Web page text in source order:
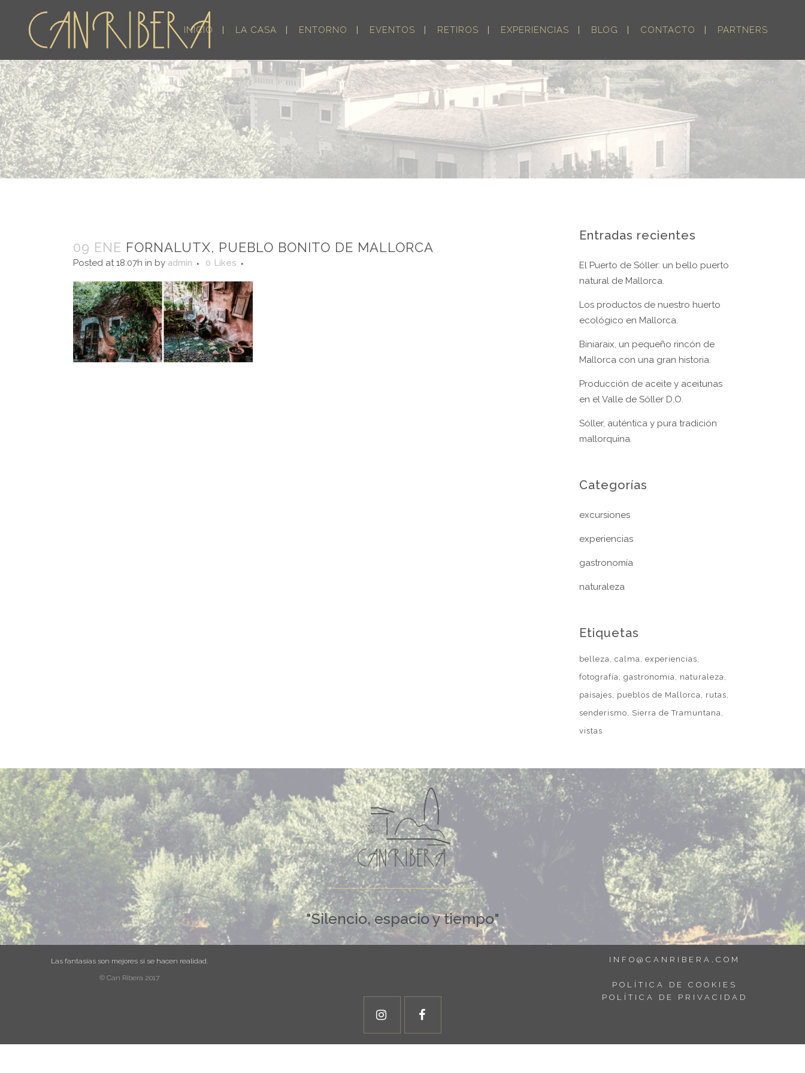
INICIO LA CASA ENTORNO EVENTOS RETIROS EXPERIENCIAS BLOG CONTACTO PARTNERS
09 ENE FORNALUTX, PUEBLO BONITO DE MALLORCA
Posted at 18:07h in by admin 0 Likes
Entradas recientes
El Puerto de Sóller: un bello puerto
natural de Mallorca.
Los productos de nuestro huerto
ecológico en Mallorca.
Biniaraix, un pequeño rincón de
Mallorca con una gran historia.
Producción de aceite y aceitunas
en el Valle de Sóller D.O.
Sóller, auténtica y pura tradición
mallorquina.
Categorías
excursiones
experiencias
gastronomía
naturaleza
Etiquetas
belleza calma experiencias
fotografía gastronomía
naturaleza
paisajes
pueblos de Mallorca
rutas
senderismo
Sierra de Tramuntana
vistas
"Silencio, espacio y tiempo"
Las fantasías son mejores si se hacen realidad.
© Can Ribera 2017
INFO@CANRIBERA.COM
POLÍTICA DE COOKIES
POLÍTICA DE PRIVACIDAD